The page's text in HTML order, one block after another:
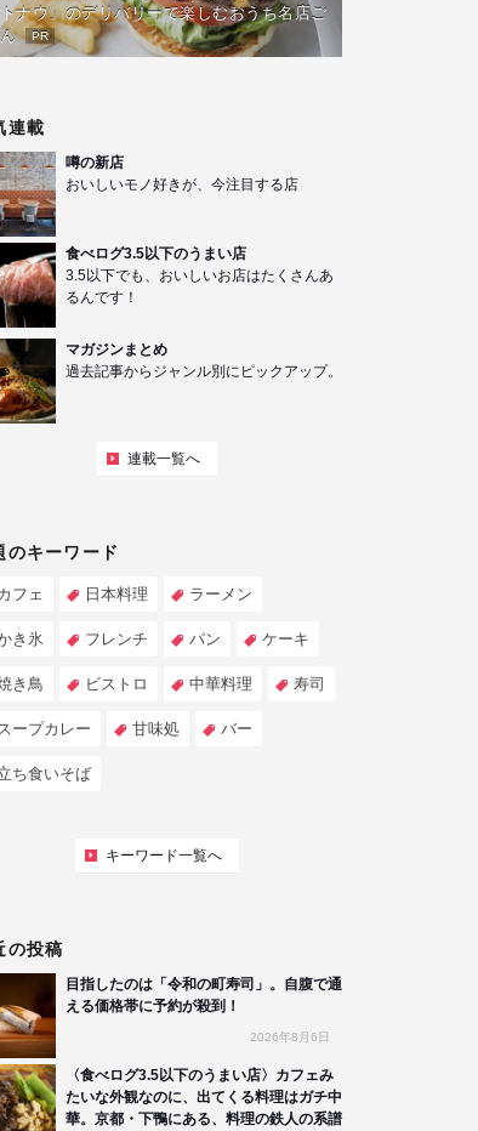
ナウ」のデリバリーで楽しむおうち名店ご
PR
連載
噂の新店
おいしいモノ好きが、今注目する店
食べログ3.5以下のうまい店
3.5以下でも、おいしいお店はたくさんあ
るんです！
マガジンまとめ
過去記事からジャンル別にピックアップ。
連載一覧へ
のキーワード
フェ 日本料理 ラーメン
き氷 フレンチ パン ケーキ
き鳥 ビストロ 中華料理 寿司
ープカレー 甘味処 バー
ち食いそば
キーワード一覧へ
の投稿
目指したのは「令和の町寿司」。自腹で通
える価格帯に予約が殺到！
2026年8月6日
〈食べログ3.5以下のうまい店〉カフェみ
たいな外観なのに、出てくる料理はガチ中
華。京都・下鴨にある、料理の鉄人の系譜